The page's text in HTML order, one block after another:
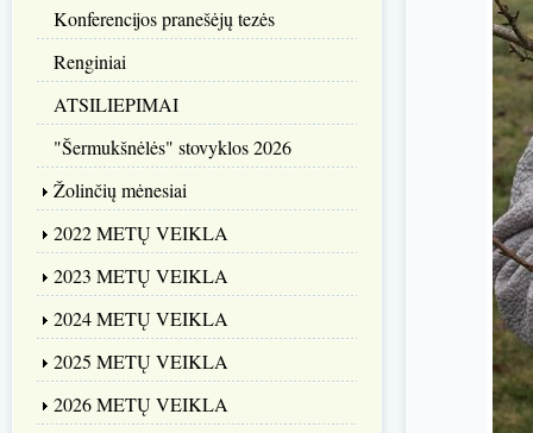
Konferencijos pranešėjų tezės
Renginiai
ATSILIEPIMAI
"Šermukšnėlės" stovyklos 2026
Žolinčių mėnesiai
2022 METŲ VEIKLA
2023 METŲ VEIKLA
2024 METŲ VEIKLA
2025 METŲ VEIKLA
2026 METŲ VEIKLA